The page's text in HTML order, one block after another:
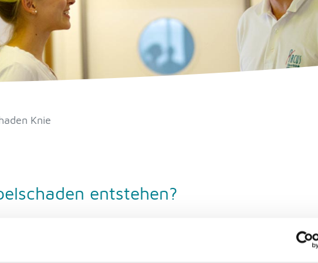
Knie
entstehen?
usw.) kann ein Knorpelstück von 1-2 cm